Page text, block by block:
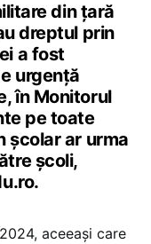
din țară
dreptul prin
a fost
urgență
în Monitorul
pe toate
școlar ar urma
școli,
aceeași care